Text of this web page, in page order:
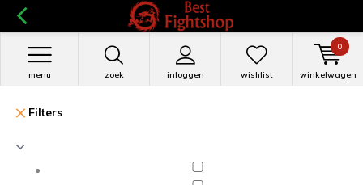
zoek inloggen
menu wishlist winkelwagen
0
Filters